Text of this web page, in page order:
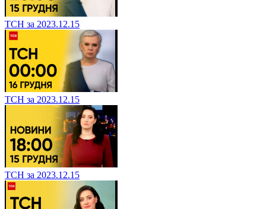
ТСН за 2023.12.15
ТСН за 2023.12.15
ТСН за 2023.12.15